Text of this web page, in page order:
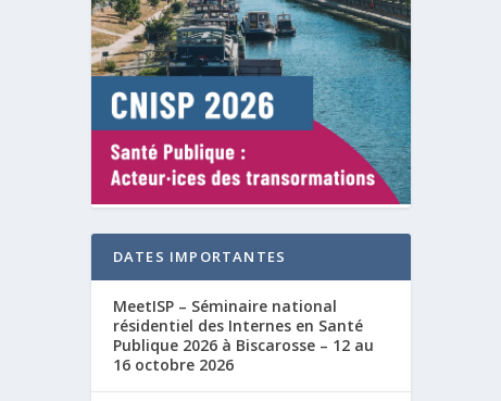
DATES IMPORTANTES
MeetISP – Séminaire national
résidentiel des Internes en Santé
Publique 2026 à Biscarosse – 12 au
16 octobre 2026